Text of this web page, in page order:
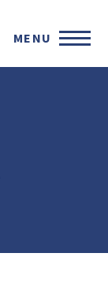
MENU